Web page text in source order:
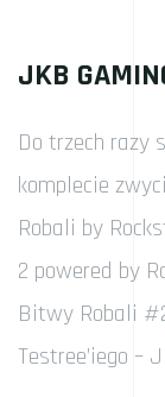
JKB
Do trzech razy
komplecie
Robali by
2 powered by
Bitwy Robali
Testree’iego –